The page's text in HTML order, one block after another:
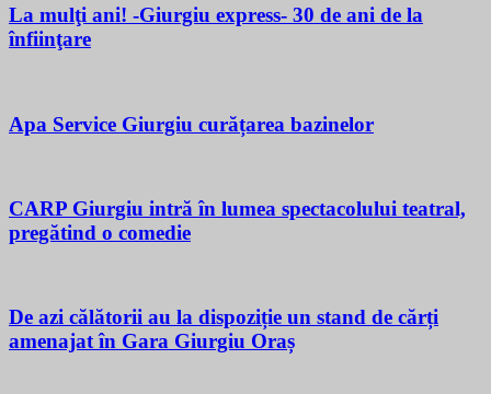
La mulţi ani! -Giurgiu express- 30 de ani de la
înfiinţare
Apa Service Giurgiu curățarea bazinelor
CARP Giurgiu intră în lumea spectacolului teatral,
pregătind o comedie
De azi călătorii au la dispoziție un stand de cărți
amenajat în Gara Giurgiu Oraș